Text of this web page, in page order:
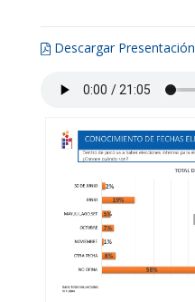
Descargar Presentación